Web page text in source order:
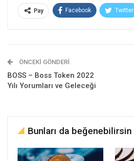
Pay Facebook Twitter
ÖNCEKI GÖNDERI
BOSS – Boss Token 2022
Yılı Yorumları ve Geleceği
Bunları da beğenebilirsin